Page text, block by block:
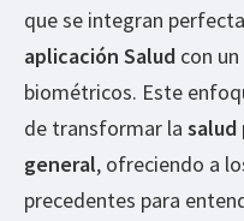
que se integran
aplicación Salud con
biométricos. Este
de transformar la
general, ofreciendo a
precedentes para